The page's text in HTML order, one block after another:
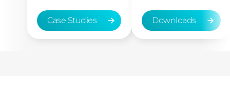
Case Studies
Case Studies
Downloads
Downloads